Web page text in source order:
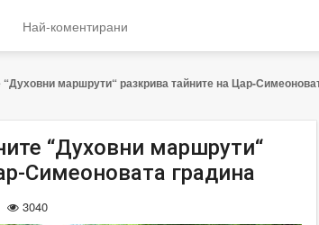
Най-коментирани
маршрути“ разкрива тайните на Цар-
“Духовни маршрути“
Симеоновата градина
3040